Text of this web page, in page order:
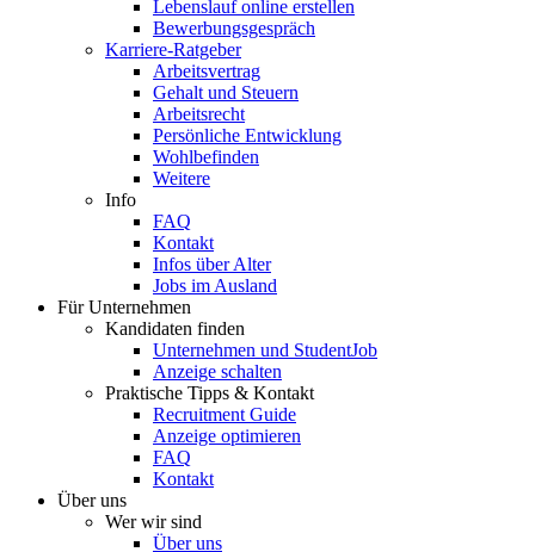
Lebenslauf online erstellen
Bewerbungsgespräch
Karriere-Ratgeber
Arbeitsvertrag
Gehalt und Steuern
Arbeitsrecht
Persönliche Entwicklung
Wohlbefinden
Weitere
Info
FAQ
Kontakt
Infos über Alter
Jobs im Ausland
Für Unternehmen
Kandidaten finden
Unternehmen und StudentJob
Anzeige schalten
Praktische Tipps & Kontakt
Recruitment Guide
Anzeige optimieren
FAQ
Kontakt
Über uns
Wer wir sind
Über uns